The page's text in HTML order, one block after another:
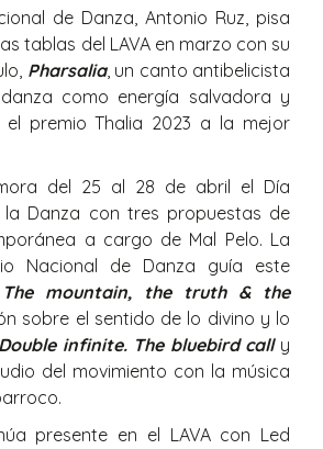
de Danza, Antonio Ruz, pisa
tablas del LAVA en marzo con su
Pharsalia, un canto antibelicista
como energía salvadora y
premio Thalia 2023 a la mejor
del 25 al 28 de abril el Día
la Danza con tres propuestas de
a cargo de Mal Pelo. La
Nacional de Danza guía este
The mountain, the truth & the
sobre el sentido de lo divino y lo
Double infinite. The bluebird cally
del movimiento con la música
presente en el LAVA con Led